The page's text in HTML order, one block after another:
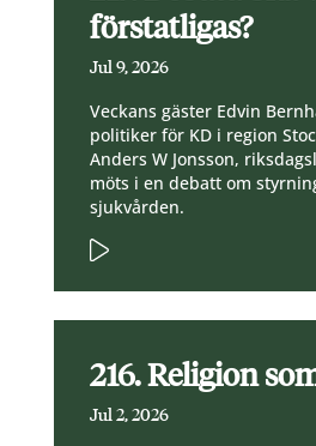
förstatligas?
Jul 9, 2026
Veckans gäster Edvin
politiker för KD i region
Anders W Jonsson,
möts i en debatt om
sjukvården.
216. Religion
Jul 2, 2026